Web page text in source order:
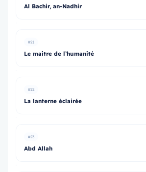
Al Bachir, an-Nadhir
#21
Le maitre de l’humanité
#22
La lanterne éclairée
#23
Abd Allah